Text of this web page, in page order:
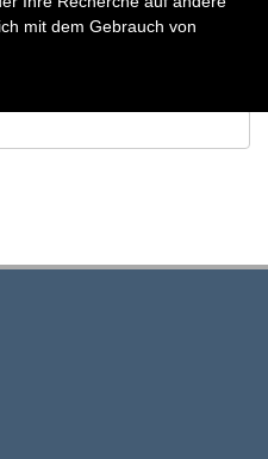
anfordern(active
mit dem Gebrauch von